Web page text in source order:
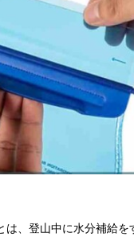
は、登山中に水分補給を